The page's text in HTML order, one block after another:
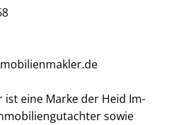
eine Marke der Heid Im­
sowie